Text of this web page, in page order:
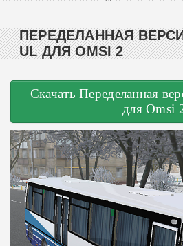
ПЕРЕДЕЛАННАЯ
UL ДЛЯ OMSI 2
Скачать Переделанная
для Omsi